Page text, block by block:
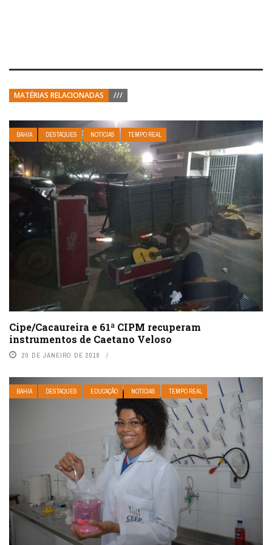
MATÉRIAS RELACIONADAS ///
BAHIA DESTAQUES NOTÍCIAS TEMPO REAL
Cipe/Cacaureira e 61ª CIPM recuperam
instrumentos de Caetano Veloso
20 DE JANEIRO DE 2018
BAHIA DESTAQUES EDUCAÇÃO NOTÍCIAS TEMPO REAL